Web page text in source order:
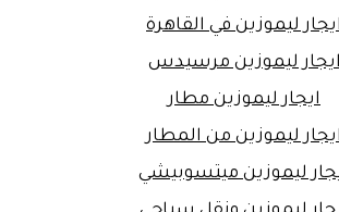
ليموزين في القاهرة
ليموزين مرسيدس
ايجار ليموزين مطار
ليموزين من المطار
ليموزين ميتسوبيشي